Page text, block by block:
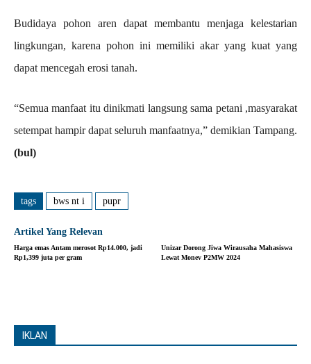
Budidaya pohon aren dapat membantu menjaga kelestarian
lingkungan, karena pohon ini memiliki akar yang kuat yang
dapat mencegah erosi tanah.
“Semua manfaat itu dinikmati langsung sama petani ,masyarakat
setempat hampir dapat seluruh manfaatnya,” demikian Tampang.
(bul)
tags bws nt i pupr
Artikel Yang Relevan
Harga emas Antam merosot Rp14.000, jadi
Rp1,399 juta per gram
Unizar Dorong Jiwa Wirausaha Mahasiswa
Lewat Monev P2MW 2024
IKLAN